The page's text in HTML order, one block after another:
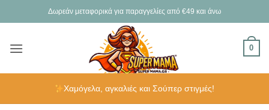
στο
Δωρεάν μεταφορικά για παραγγελίες από €49 και άνω
0
Χαμόγελα, αγκαλιές και Σούπερ στιγμές!